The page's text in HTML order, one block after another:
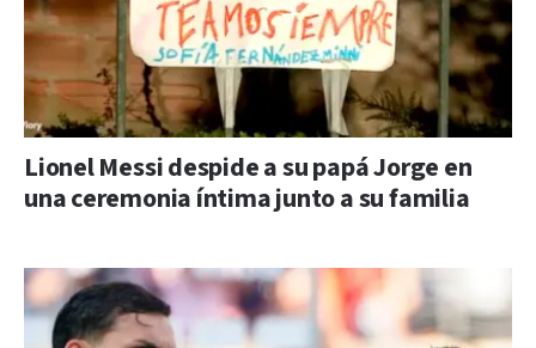
Lionel Messi despide a su papá Jorge en
una ceremonia íntima junto a su familia